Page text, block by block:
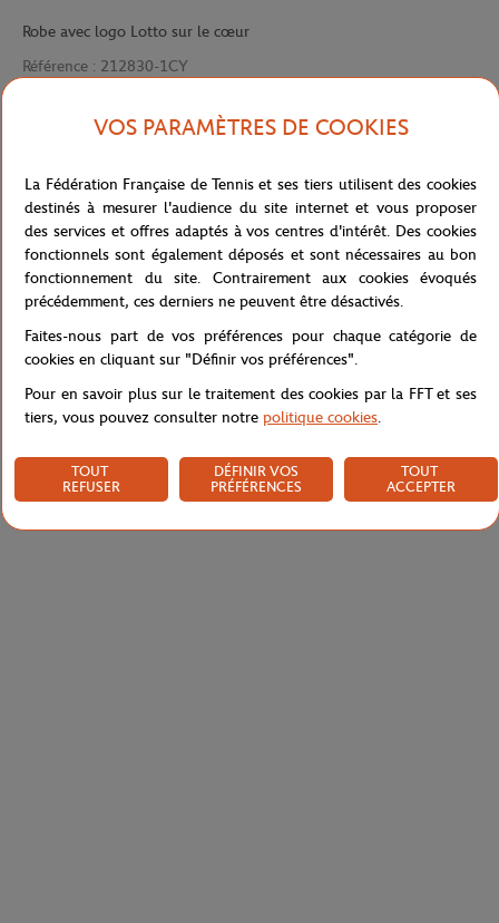
Robe avec logo Lotto sur le cœur
Référence : 212830-1CY
Livraison et retours
VOS PARAMÈTRES DE COOKIES
La Fédération Française de Tennis et ses tiers utilisent des cookies
destinés à mesurer l'audience du site internet et vous proposer
des services et offres adaptés à vos centres d'intérêt. Des cookies
fonctionnels sont également déposés et sont nécessaires au bon
fonctionnement du site. Contrairement aux cookies évoqués
précédemment, ces derniers ne peuvent être désactivés.
Faites-nous part de vos préférences pour chaque catégorie de
cookies en cliquant sur "Définir vos préférences".
Pour en savoir plus sur le traitement des cookies par la FFT et ses
tiers, vous pouvez consulter notre politique cookies.
TOUT
REFUSER
DÉFINIR VOS
PRÉFÉRENCES
TOUT
ACCEPTER